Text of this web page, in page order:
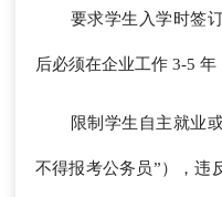
要求学生入学时签
后必须在企业工作 3-5 年
限制学生自主就业
不得报考公务员”），违